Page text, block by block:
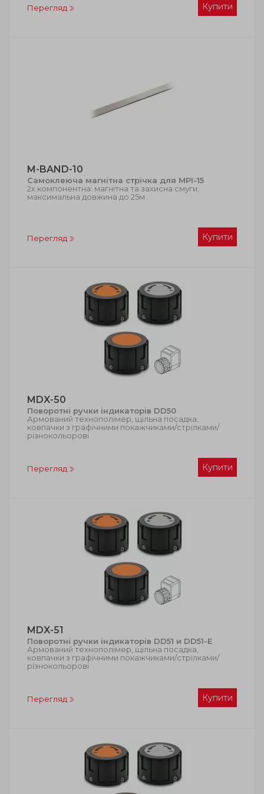
Перегляд Купити
M-BAND-10
Самоклеюча магнітна стрічка для MPI-15
2х компонентна: магнітна та захисна смуги,
максимальна довжина до 25м
Перегляд Купити
MDX-50
Поворотні ручки індикаторів DD50
Армований технополімер, щільна посадка,
ковпачки з графічними покажчиками/стрілками/
різнокольорові
Перегляд Купити
MDX-51
Поворотні ручки індикаторів DD51 и DD51-E
Армований технополімер, щільна посадка,
ковпачки з графічними покажчиками/стрілками/
різнокольорові
Перегляд Купити